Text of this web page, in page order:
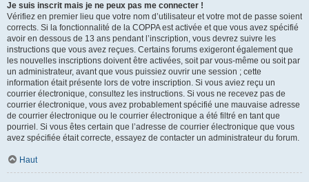
Je suis inscrit mais je ne peux pas me connecter !
Vérifiez en premier lieu que votre nom d’utilisateur et votre mot de passe soient
corrects. Si la fonctionnalité de la COPPA est activée et que vous avez spécifié
avoir en dessous de 13 ans pendant l’inscription, vous devrez suivre les
instructions que vous avez reçues. Certains forums exigeront également que
les nouvelles inscriptions doivent être activées, soit par vous-même ou soit par
un administrateur, avant que vous puissiez ouvrir une session ; cette
information était présente lors de votre inscription. Si vous aviez reçu un
courrier électronique, consultez les instructions. Si vous ne recevez pas de
courrier électronique, vous avez probablement spécifié une mauvaise adresse
de courrier électronique ou le courrier électronique a été filtré en tant que
pourriel. Si vous êtes certain que l’adresse de courrier électronique que vous
avez spécifiée était correcte, essayez de contacter un administrateur du forum.
Haut